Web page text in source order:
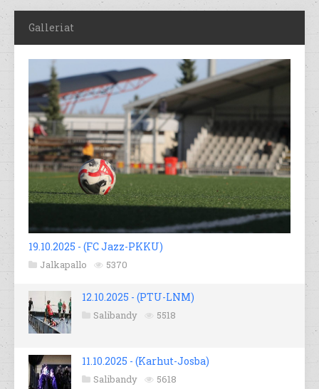
Galleriat
19.10.2025 - (FC Jazz-PKKU)
Jalkapallo 5370
12.10.2025 - (PTU-LNM)
Salibandy 5518
11.10.2025 - (Karhut-Josba)
Salibandy 5618